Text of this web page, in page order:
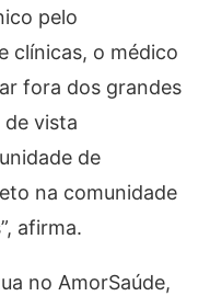
pelo
clínicas, o médico
fora dos grandes
vista
de
na comunidade
afirma.
no AmorSaúde,